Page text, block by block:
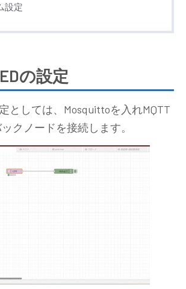
設定
の設定
としては、Mosquittoを入れMQTT
クノードを接続します。